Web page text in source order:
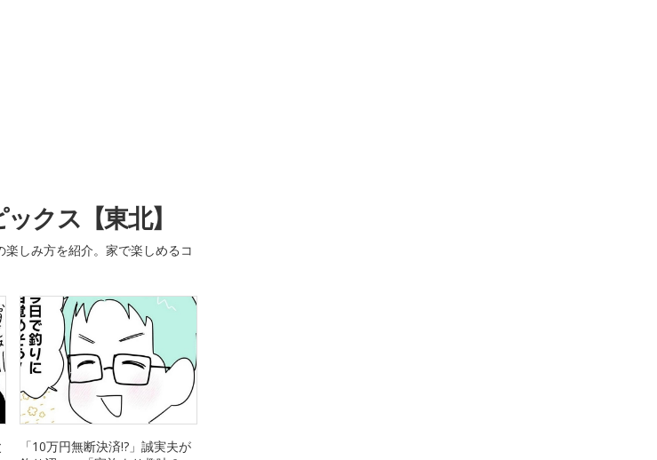
クス【東北】
しみ方を紹介。家で楽しめるコ
「10万円無断決済!?」誠実夫が